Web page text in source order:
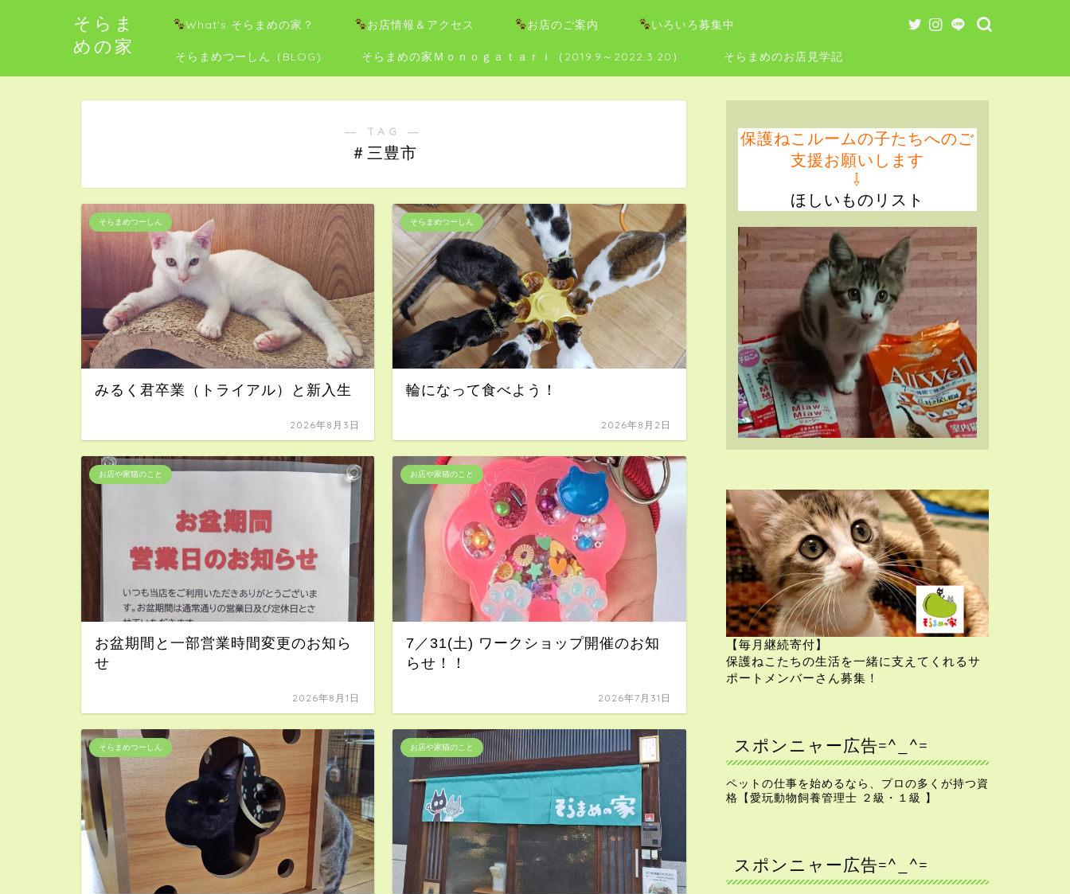
そらま
めの家
What’s そらまめの家？ お店情報＆アクセス お店のご案内 いろいろ募集中
そらまめつーしん（BLOG) そらまめの家Ｍｏｎｏｇａｔａｒｉ（2019.9～2022.3.20） そらまめのお店見学記
― TAG ―
＃三豊市
そらまめつーしん
みるく君卒業（トライアル）と新入生
2026年8月3日
そらまめつーしん
輪になって食べよう！
2026年8月2日
お店や家猫のこと
お盆期間と一部営業時間変更のお知ら
せ
2026年8月1日
お店や家猫のこと
7／31(土) ワークショップ開催のお知
らせ！！
2026年7月31日
そらまめつーしん お店や家猫のこと
保護ねこルームの子たちへのご
支援お願いします
⇩
ほしいものリスト
【毎月継続寄付】
保護ねこたちの生活を一緒に支えてくれるサ
ポートメンバーさん募集！
スポンニャー広告=^_^=
ペットの仕事を始めるなら、プロの多くが持つ資
格【愛玩動物飼養管理士 ２級・１級 】
スポンニャー広告=^_^=